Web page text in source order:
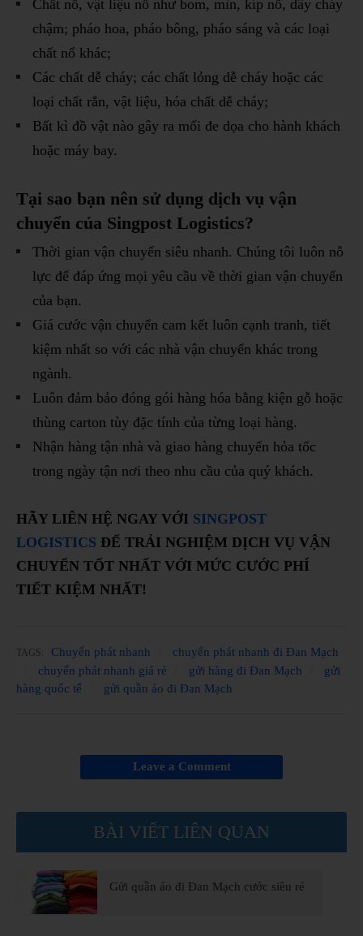
Chất nổ, vật liệu nổ như bom, mìn, kíp nổ, dây cháy
chậm; pháo hoa, pháo bông, pháo sáng và các loại
chất nổ khác;
Các chất dễ cháy; các chất lỏng dễ cháy hoặc các
loại chất rắn, vật liệu, hóa chất dễ cháy;
Bất kì đồ vật nào gây ra mối đe dọa cho hành khách
hoặc máy bay.
Tại sao bạn nên sử dụng dịch vụ vận
chuyển của Singpost Logistics?
Thời gian vận chuyển siêu nhanh. Chúng tôi luôn nỗ
lực để đáp ứng mọi yêu cầu về thời gian vận chuyển
của bạn.
Giá cước vận chuyển cam kết luôn cạnh tranh, tiết
kiệm nhất so với các nhà vận chuyển khác trong
ngành.
Luôn đảm bảo đóng gói hàng hóa bằng kiện gỗ hoặc
thùng carton tùy đặc tính của từng loại hàng.
Nhận hàng tận nhà và giao hàng chuyển hỏa tốc
trong ngày tận nơi theo nhu cầu của quý khách.
HÃY LIÊN HỆ NGAY VỚI SINGPOST
LOGISTICS ĐỂ TRẢI NGHIỆM DỊCH VỤ VẬN
CHUYỂN TỐT NHẤT VỚI MỨC CƯỚC PHÍ
TIẾT KIỆM NHẤT!
TAGS: Chuyển phát nhanh
chuyển phát nhanh đi Đan Mạch
chuyển phát nhanh giá rẻ
gửi hàng đi Đan Mạch
gửi
hàng quốc tế
gửi quần áo đi Đan Mạch
Leave a Comment
BÀI VIẾT LIÊN QUAN
Gửi quần áo đi Đan Mạch cước siêu rẻ